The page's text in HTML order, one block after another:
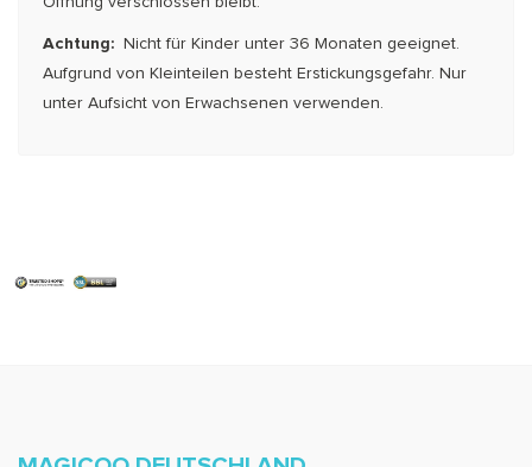
Achtung:
Nicht für Kinder unter 36 Monaten geeignet.
Aufgrund von Kleinteilen besteht Erstickungsgefahr. Nur
unter Aufsicht von Erwachsenen verwenden.